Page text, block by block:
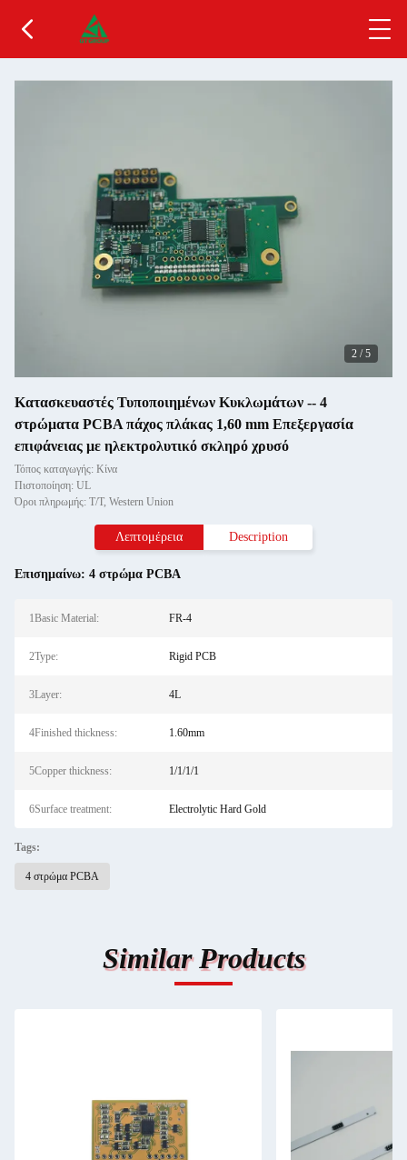
2 /5
Κατασκευαστές Τυποποιημένων Κυκλωμάτων -- 4
στρώματα PCBA πάχος πλάκας 1,60 mm Επεξεργασία
επιφάνειας με ηλεκτρολυτικό σκληρό χρυσό
Τόπος καταγωγής: Κίνα
Πιστοποίηση: UL
Όροι πληρωμής: T/T, Western Union
Λεπτομέρεια Description
Επισημαίνω: 4 στρώμα PCBA
1Basic Material: FR-4
2Type: Rigid PCB
3Layer: 4L
4Finished thickness: 1.60mm
5Copper thickness: 1/1/1/1
6Surface treatment: Electrolytic Hard Gold
Tags:
4 στρώμα PCBA
Similar Products